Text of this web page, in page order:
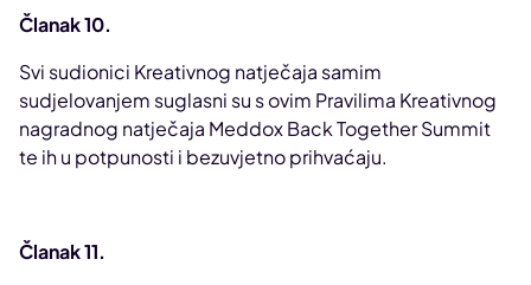
Članak 10.
Svi sudionici Kreativnog natječaja samim
sudjelovanjem suglasni su s ovim Pravilima Kreativnog
nagradnog natječaja Meddox Back Together Summit
te ih u potpunosti i bezuvjetno prihvaćaju.
Članak 11.